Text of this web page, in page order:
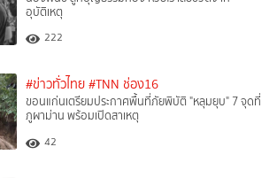
อุบัติเหตุ
222
#ข่าวทั่วไทย #TNN ช่อง16
ขอนแก่นเตรียมประกาศพื้นที่ภัยพิบัติ "หลุมยุบ" 7 จุดที่
ภูผาม่าน พร้อมเปิดสาเหตุ
42